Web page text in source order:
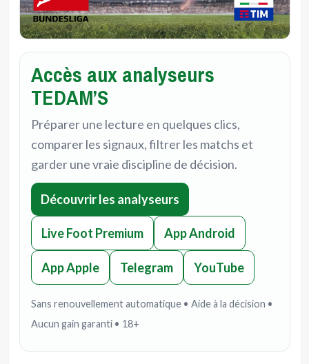
Accès aux analyseurs
TEDAM’S
Préparer une lecture en quelques clics,
comparer les signaux, filtrer les matchs et
garder une vraie discipline de décision.
Découvrir les analyseurs
Live Foot Premium App Android
App Apple Telegram YouTube
Sans renouvellement automatique • Aide à la décision •
Aucun gain garanti • 18+